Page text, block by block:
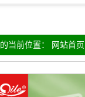
诚信“红榜”
当前位置： 网站首页